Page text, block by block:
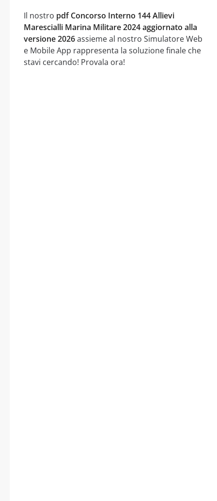
Il nostro pdf Concorso Interno 144 Allievi
Marescialli Marina Militare 2024 aggiornato alla
versione 2026assieme al nostro Simulatore Web
e Mobile App rappresenta la soluzione finale che
stavi cercando! Provala ora!